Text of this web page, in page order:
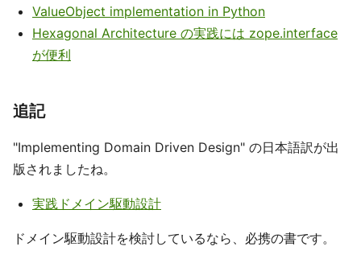
ValueObject implementation in Python
Hexagonal Architecture の実践には zope.interface
が便利
追記
"Implementing Domain Driven Design" の日本語訳が出
版されましたね。
実践ドメイン駆動設計
ドメイン駆動設計を検討しているなら、必携の書です。